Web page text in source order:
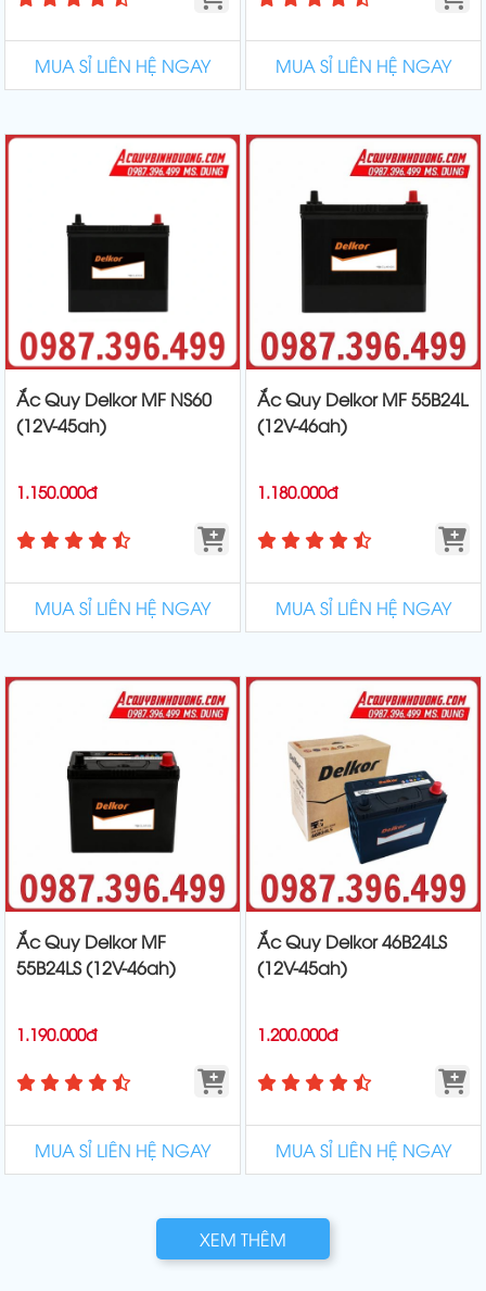
MUA SỈ LIÊN HỆ NGAY MUA SỈ LIÊN HỆ NGAY
Ắc Quy Delkor MF NS60
(12V-45ah)
1.150.000đ
MUA SỈ LIÊN HỆ NGAY
Ắc Quy Delkor MF 55B24L
(12V-46ah)
1.180.000đ
MUA SỈ LIÊN HỆ NGAY
Ắc Quy Delkor MF
55B24LS (12V-46ah)
1.190.000đ
MUA SỈ LIÊN HỆ NGAY
Ắc Quy Delkor 46B24LS
(12V-45ah)
1.200.000đ
MUA SỈ LIÊN HỆ NGAY
XEM THÊM